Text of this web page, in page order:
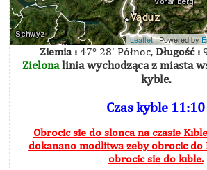
Leaflet| Powered by
Ziemia :47° 28' Północ, Długość :
Zielonalinia wychodząca z miasta
kyble.
Czas kyble 11:10
Obrocic sie do slonca na czasie
dokanano modlitwa zeby obrocic do
obrocic sie do kıble.